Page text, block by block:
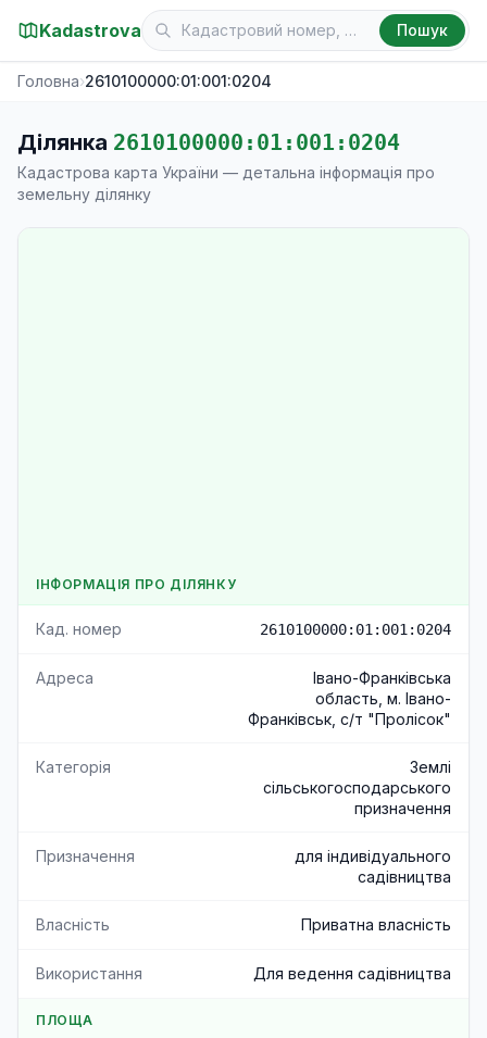
Kadastrova Пошук
Головна›2610100000:01:001:0204
Ділянка 2610100000:01:001:0204
Кадастрова карта України — детальна інформація про
земельну ділянку
ІНФОРМАЦІЯ ПРО ДІЛЯНКУ
Кад. номер 2610100000:01:001:0204
Адреса
Івано-Франківська
область, м. Івано-
Франківськ, с/т "Пролісок"
Категорія
Землі
сільськогосподарського
призначення
Призначення
для індивідуального
садівництва
Власність Приватна власність
Використання Для ведення садівництва
ПЛОЩА